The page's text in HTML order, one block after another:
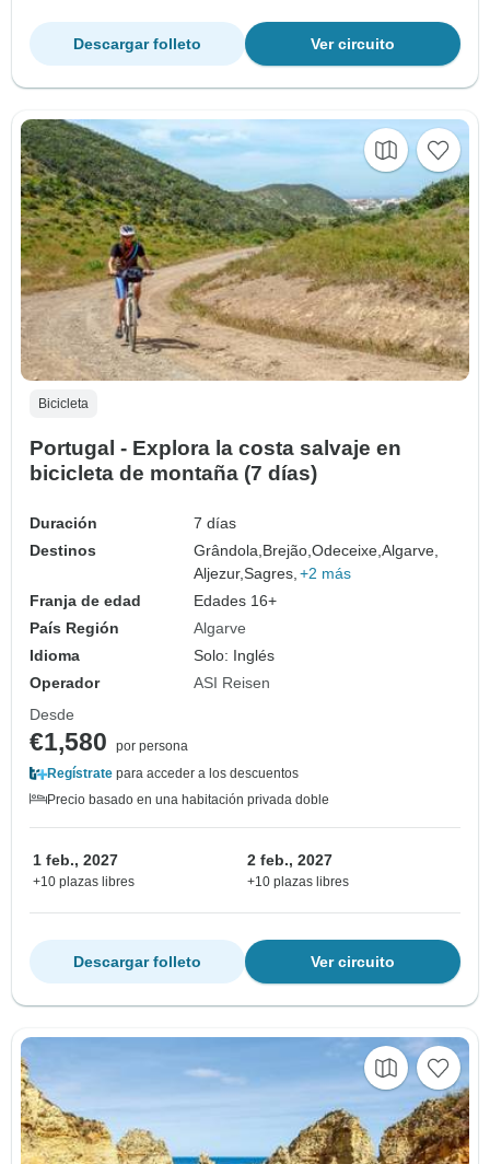
Ver circuito
Descargar folleto
Bicicleta
Portugal - Explora la costa salvaje en
bicicleta de montaña (7 días)
Duración
7 días
Destinos
Grândola, Brejão,Odeceixe,Algarve,
Aljezur,Sagres, +2 más
Franja de edad
Edades 16+
País Región
Algarve
Idioma
Solo: Inglés
Operador
ASI Reisen
Desde
€1,580
por persona
Regístrate para acceder a los descuentos
Precio basado en una habitación privada doble
1 feb., 2027
+10 plazas libres
2 feb., 2027
+10 plazas libres
Ver circuito
Descargar folleto